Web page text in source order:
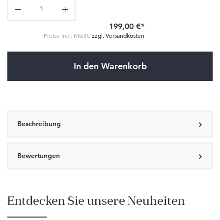
199,00 €*
Preise inkl. MwSt. zzgl. Versandkosten
In den Warenkorb
Beschreibung
Bewertungen
Produktgalerie überspringen
Entdecken Sie unsere Neuheiten